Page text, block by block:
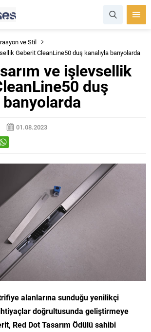
ve Stil
Geberit CleanLine50 duş kanalıyla banyolarda
ve işlevsellik
duş
banyolarda
01.08.2023
alanlarına sunduğu yenilikçi
doğrultusunda geliştirmeye
Red Dot Tasarım Ödülü sahibi